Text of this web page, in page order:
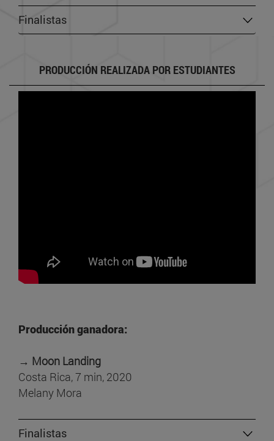
Finalistas
PRODUCCIÓN REALIZADA POR ESTUDIANTES
Producción ganadora:
→ Moon Landing
Costa Rica, 7 min, 2020
Melany Mora
Finalistas